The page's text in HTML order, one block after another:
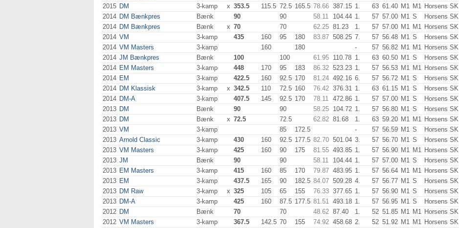
2015 DM 3-kamp x 353.5 115.5 72.5 165.5 78.66 387.15 1. 63 61.40 M1 M1 Horsens SK
2014 DM Bænkpres Bænk 90 90 58.11 104.44 1. 57 57.00 M1 S
Horsens SK
2014 DM Bænkpres Bænk x 70 70 62.25 81.23 1. 57 57.00 M1 M1 Horsens SK
2014 VM 3-kamp 435 160 95 180 83.87 508.25 7. 57 56.48 M1 S
Horsens SK
2014 VM Masters 3-kamp 160 180 - 57 56.82 M1 M1 Horsens SK
2014 JM Bænkpres Bænk 100 100 61.95 110.78 1. 63 60.50 M1 S Horsens SK
2014 EM Masters 3-kamp 448 170 95 183 86.32 523.23 1. 57 56.53 M1 M1 Horsens SK
2014 EM 3-kamp 422.5 160 92.5 170 81.24 492.16 6. 57 56.72 M1 S
Horsens SK
2014 DM Klassisk 3-kamp x 342.5 110 72.5 160 76.42 376.31 1. 63 61.15 M1 S Horsens SK
2014 DM-A 3-kamp 407.5 145 92.5 170 78.11 472.86 1. 57 57.00 M1 S
Horsens SK
2013 DM Bænk 90 90 58.25 104.72 1. 57 56.80 M1 S
Horsens SK
2013 DM Bænk x 72.5 72.5 62.82 81.68 1. 63 59.20 M1 M1 Horsens SK
2013 VM 3-kamp 85 172.5 - 57 56.59 M1 S
Horsens SK
2013 Arnold Classic 3-kamp 430 160 92.5 177.5 82.70 501.04 3. 57 56.70 M1 S Horsens SK
2013 VM Masters 3-kamp 425 160 90 175 81.55 493.85 1. 57 56.90 M1 M1 Horsens SK
2013 JM Bænk 90 90 58.11 104.44 1. 57 57.00 M1 S
Horsens SK
2013 EM Masters 3-kamp 415 160 85 170 79.87 483.95 1. 57 56.64 M1 M1 Horsens SK
2013 EM 3-kamp 437.5 165 90 182.5 84.07 509.28 4. 57 56.77 M1 S Horsens SK
2013 DM Raw 3-kamp x 325 105 65 155 76.33 377.65 1. 57 56.90 M1 S Horsens SK
2013 DM-A 3-kamp 425 160 87.5 177.5 81.51 493.18 1. 57 56.95 M1 S Horsens SK
2012 DM Bænk 70 70 48.62 87.40 1. 52 51.85 M1 M1 Horsens SK
2012 VM Masters 3-kamp 367.5 142.5 70 155 74.92 458.68 2. 52 51.92 M1 M1 Horsens SK